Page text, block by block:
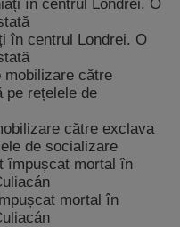
în centrul Londrei. O
către exclava
de socializare
mortal în